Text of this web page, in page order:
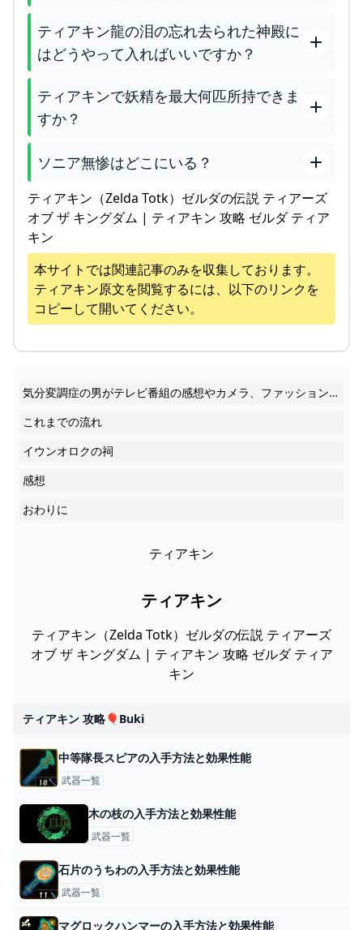
ティアキン龍の泪の忘れ去られた神殿に
はどうやって入ればいいですか？
ティアキンで妖精を最大何匹所持できま
すか？
ソニア無惨はどこにいる？
ティアキン（Zelda Totk）ゼルダの伝説 ティアーズ
オブ ザ キングダム | ティアキン 攻略 ゼルダ ティア
キン
本サイトでは関連記事のみを収集しております。
ティアキン原文を閲覧するには、以下のリンクを
コピーして開いてください。
気分変調症の男がテレビ番組の感想やカメラ、ファッションのことなどを書きます
これまでの流れ
イウンオロクの祠
感想
おわりに
ティアキン
ティアキン
ティアキン（Zelda Totk）ゼルダの伝説 ティアーズ
オブ ザ キングダム | ティアキン 攻略 ゼルダ ティア
キン
ティアキン 攻略🎈buki
中等隊長スピアの入手方法と効果性能
武器一覧
木の枝の入手方法と効果性能
武器一覧
石片のうちわの入手方法と効果性能
武器一覧
マグロックハンマーの入手方法と効果性能